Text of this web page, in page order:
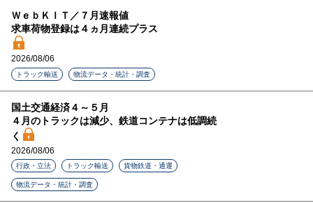
ＷｅｂＫＩＴ／７月速報値
求車荷物登録は４ヵ月連続プラス
2026/08/06
トラック輸送 物流データ・統計・調査
国土交通経済４～５月
４月のトラックは減少、鉄道コンテナは低調続
く
2026/08/06
行政・立法 トラック輸送 貨物鉄道・通運
物流データ・統計・調査